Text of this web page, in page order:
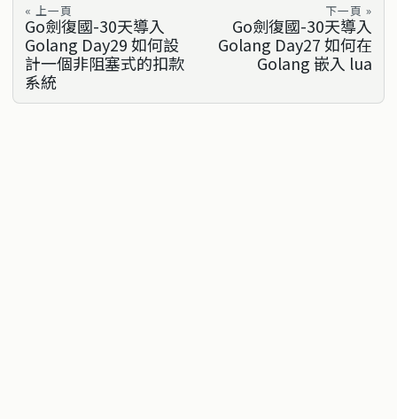
« 上一頁
Go劍復國-30天導入
Golang Day29 如何設
計一個非阻塞式的扣款
系統
下一頁 »
Go劍復國-30天導入
Golang Day27 如何在
Golang 嵌入 lua